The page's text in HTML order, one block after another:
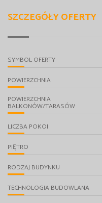
SZCZEGÓŁY OFERTY
SYMBOL OFERTY
POWIERZCHNIA
POWIERZCHNIA
BALKONÓW/TARASÓW
LICZBA POKOI
PIĘTRO
RODZAJ BUDYNKU
TECHNOLOGIA BUDOWLANA